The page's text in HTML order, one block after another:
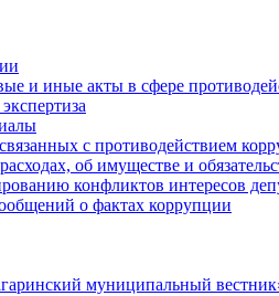
и иные акты в сфере
с противодействием
об имуществе и
конфликтов интересов
о фактах коррупции
муниципальный